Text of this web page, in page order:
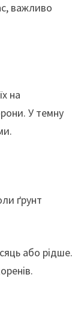
важливо
на
У темну
ґрунт
або рідше.